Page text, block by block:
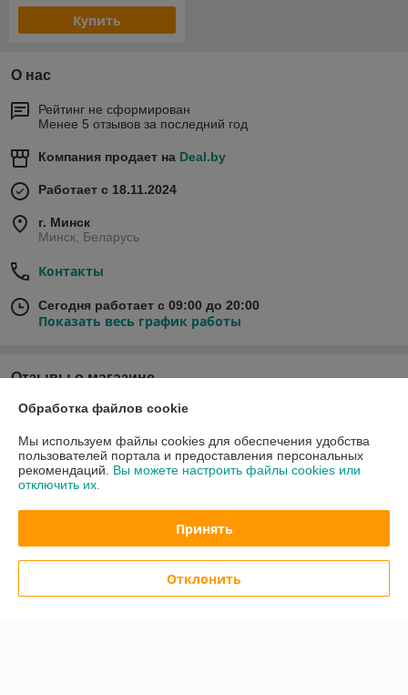
Купить
О нас
Рейтинг не сформирован
Менее 5 отзывов за последний год
Компания продает на Deal.by
Работает с 18.11.2024
г. Минск
Минск, Беларусь
Контакты
Сегодня работает с 09:00 до 20:00
Показать весь график работы
Отзывы о магазине
У компании пока нет отзывов, добавьте первый
О нас
Контакты
Доставка и оплата
График работы
Обработка файлов cookie
Мы используем файлы cookies для обеспечения удобства
пользователей портала и предоставления персональных
рекомендаций. Вы можете настроить файлы cookies или
отключить их.
Принять
Отклонить